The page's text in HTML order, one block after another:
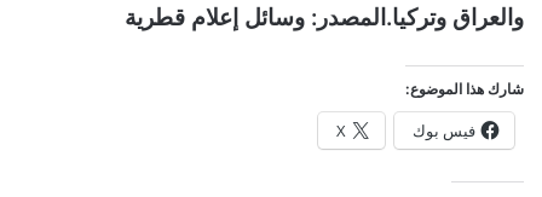
والعراق وتركيا.المصدر: وسائل إعلام قطرية
شارك هذا الموضوع:
فيس بوك X